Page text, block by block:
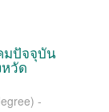
มปัจจุบัน
วัด
-